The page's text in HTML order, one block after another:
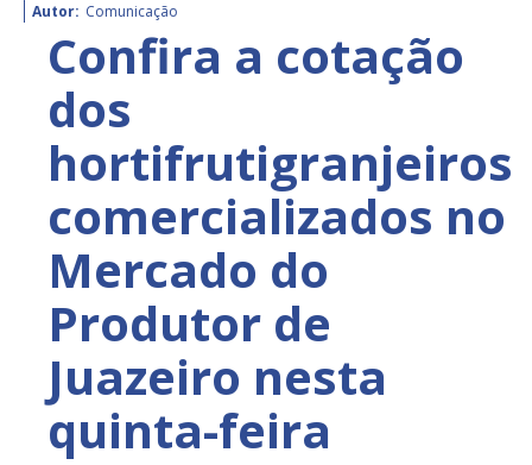
Autor: Comunicação
Confira a cotação
dos
hortifrutigranjeiros
comercializados no
Mercado do
Produtor de
Juazeiro nesta
quinta-feira